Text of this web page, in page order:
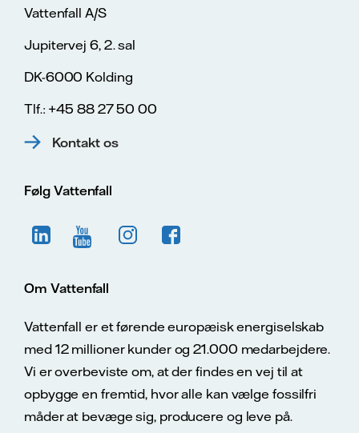
Vattenfall A/S
Jupitervej 6, 2. sal
DK-6000 Kolding
Tlf.: +45 88 27 50 00
Kontakt os
Følg Vattenfall
Om Vattenfall
Vattenfall er et førende europæisk energiselskab
med 12 millioner kunder og 21.000 medarbejdere.
Vi er overbeviste om, at der findes en vej til at
opbygge en fremtid, hvor alle kan vælge fossilfri
måder at bevæge sig, producere og leve på.